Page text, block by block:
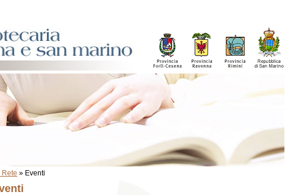
Rete » Eventi